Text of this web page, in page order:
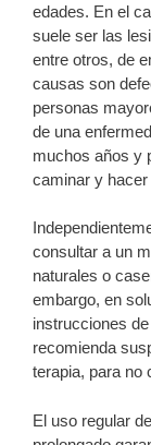
edades. En el
suele ser las
entre otros, de
causas son
personas
de una
muchos años y
caminar y hacer
consultar a un
naturales o
embargo, en
instrucciones
recomienda
terapia, para no
El uso regular